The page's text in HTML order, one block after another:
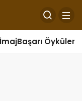
Başarı Öyküleri